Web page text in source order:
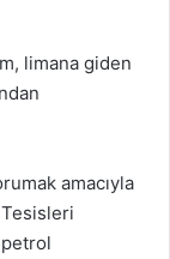
limana giden
amacıyla
petrol